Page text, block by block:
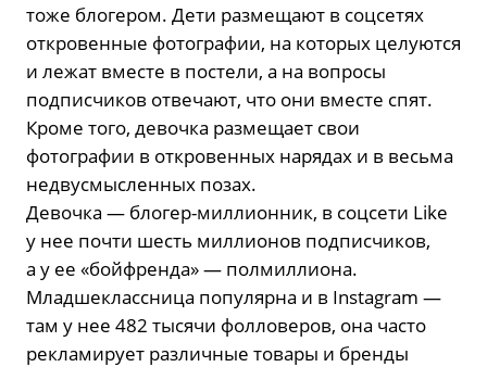
тоже блогером. Дети размещают в соцсетях
откровенные фотографии, на которых целуются
и лежат вместе в постели, а на вопросы
подписчиков отвечают, что они вместе спят.
Кроме того, девочка размещает свои
фотографии в откровенных нарядах и в весьма
недвусмысленных позах.
Девочка — блогер-миллионник, в соцсети Like
у нее почти шесть миллионов подписчиков,
а у ее «бойфренда» — полмиллиона.
Младшеклассница популярна и в Instagram —
там у нее 482 тысячи фолловеров, она часто
рекламирует различные товары и бренды